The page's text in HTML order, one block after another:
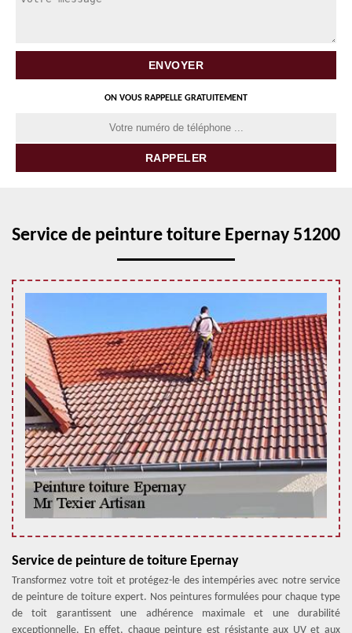
ON VOUS RAPPELLE GRATUITEMENT
Service de peinture toiture Epernay 51200
Service de peinture de toiture Epernay
Transformez votre toit et protégez-le des intempéries avec notre service
de peinture de toiture expert. Nos peintures formulées pour chaque type
de toit garantissent une adhérence maximale et une durabilité
exceptionnelle. En effet, chaque peinture est résistante aux UV et aux